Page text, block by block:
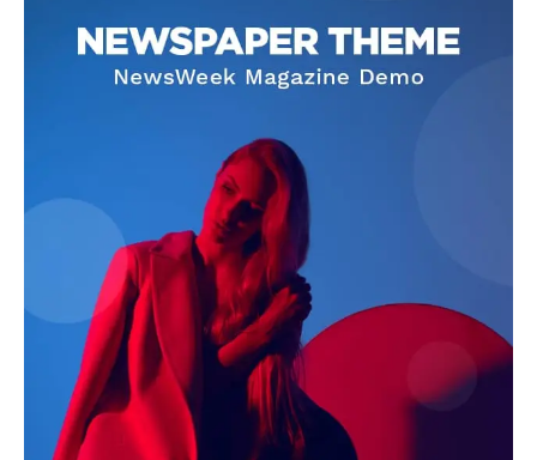
DOWNLOAD NOW
AIN NEWS 1
Contact Us
About Us
Privacy Policy
Terms of Use Agreement
Facebook
X WhatsApp
Share